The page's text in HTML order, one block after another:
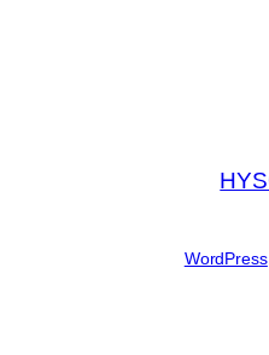
WordPress